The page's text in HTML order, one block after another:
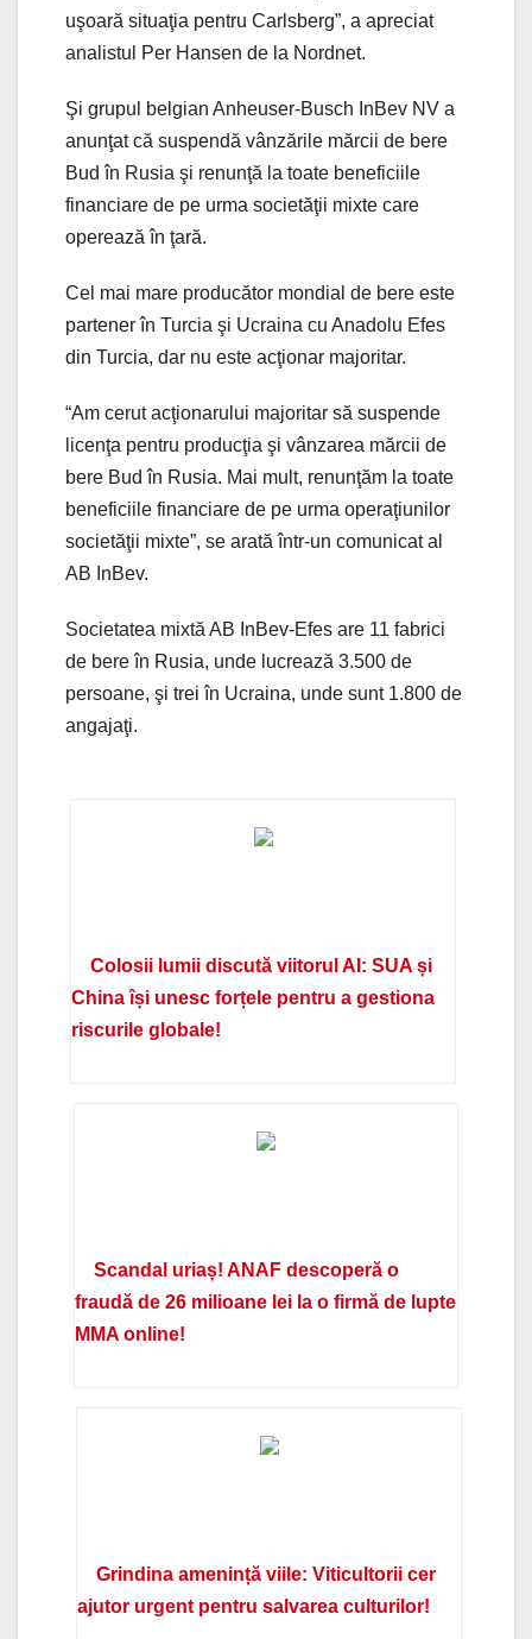
uşoară situaţia pentru Carlsberg”, a apreciat
analistul Per Hansen de la Nordnet.
Şi grupul belgian Anheuser-Busch InBev NV a
anunţat că suspendă vânzările mărcii de bere
Bud în Rusia şi renunţă la toate beneficiile
financiare de pe urma societăţii mixte care
operează în ţară.
Cel mai mare producător mondial de bere este
partener în Turcia şi Ucraina cu Anadolu Efes
din Turcia, dar nu este acţionar majoritar.
“Am cerut acţionarului majoritar să suspende
licenţa pentru producţia şi vânzarea mărcii de
bere Bud în Rusia. Mai mult, renunţăm la toate
beneficiile financiare de pe urma operaţiunilor
societăţii mixte”, se arată într-un comunicat al
AB InBev.
Societatea mixtă AB InBev-Efes are 11 fabrici
de bere în Rusia, unde lucrează 3.500 de
persoane, şi trei în Ucraina, unde sunt 1.800 de
angajaţi.
Colosii lumii discută viitorul AI: SUA și
China își unesc forțele pentru a gestiona
riscurile globale!
Scandal uriaș! ANAF descoperă o
fraudă de 26 milioane lei la o firmă de lupte
MMA online!
Grindina amenință viile: Viticultorii cer
ajutor urgent pentru salvarea culturilor!